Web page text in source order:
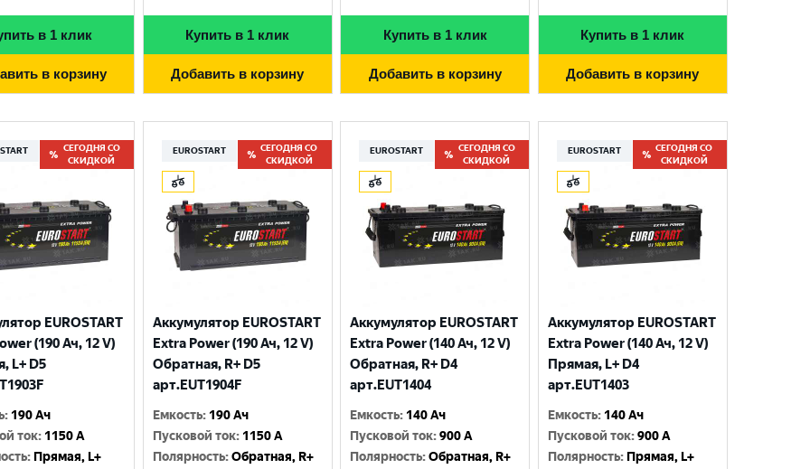
в 1 клик
в корзину
Купить в 1 клик
Добавить в корзину
Купить в 1 клик
Добавить в корзину
Купить в 1 клик
Добавить в корзину
СЕГОДНЯ СО
СКИДКОЙ
EUROSTART
(190 Ач, 12 V)
L+ D5
: 190 Ач
ток: 1150 A
: Прямая, L+
EUROSTART
СЕГОДНЯ СО
СКИДКОЙ
Аккумулятор EUROSTART
Extra Power (190 Ач, 12 V)
Обратная, R+ D5
арт.EUT1904F
Емкость: 190 Ач
Пусковой ток: 1150 A
Полярность:Обратная, R+
EUROSTART
СЕГОДНЯ СО
СКИДКОЙ
Аккумулятор EUROSTART
Extra Power (140 Ач, 12 V)
Обратная, R+ D4
арт.EUT1404
Емкость: 140 Ач
Пусковой ток:900 A
Полярность:Обратная, R+
EUROSTART
СЕГОДНЯ СО
СКИДКОЙ
Аккумулятор EUROSTART
Extra Power (140 Ач, 12 V)
Прямая, L+ D4
арт.EUT1403
Емкость: 140 Ач
Пусковой ток:900 A
Полярность: Прямая, L+
Выберите ваш город
Гатчина
Москва
Смоленск